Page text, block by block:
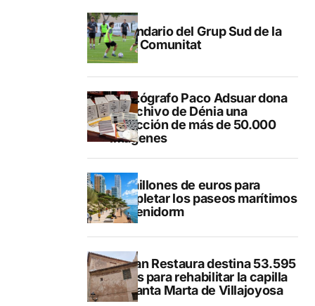
Calendario del Grup Sud de la
Lliga Comunitat
El fotógrafo Paco Adsuar dona
al Archivo de Dénia una
colección de más de 50.000
imágenes
50 millones de euros para
completar los paseos marítimos
de Benidorm
El Plan Restaura destina 53.595
euros para rehabilitar la capilla
de Santa Marta de Villajoyosa